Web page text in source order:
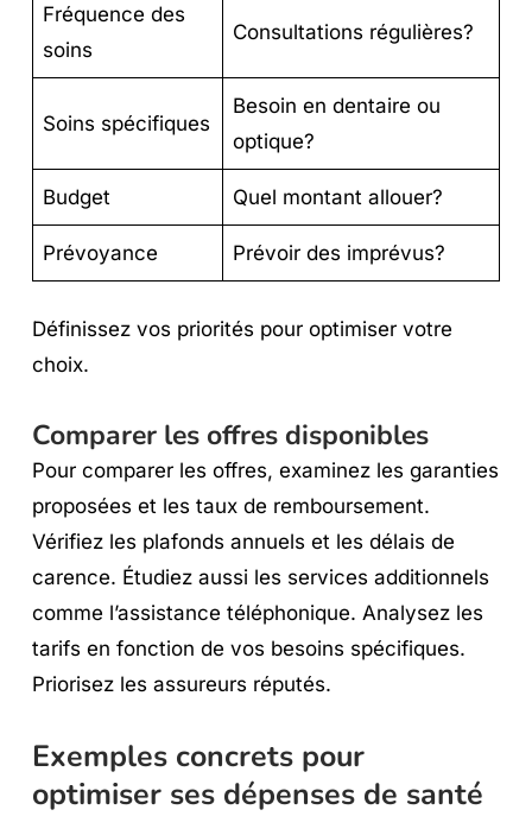
Fréquence des
soins
Consultations régulières?
Soins spécifiques
Besoin en dentaire ou
optique?
Budget Quel montant allouer?
Prévoyance Prévoir des imprévus?
Définissez vos priorités pour optimiser votre
choix.
Comparer les offres disponibles
Pour comparer les offres, examinez les garanties
proposées et les taux de remboursement.
Vérifiez les plafonds annuels et les délais de
carence. Étudiez aussi les services additionnels
comme l’assistance téléphonique. Analysez les
tarifs en fonction de vos besoins spécifiques.
Priorisez les assureurs réputés.
Exemples concrets pour
optimiser ses dépenses de santé